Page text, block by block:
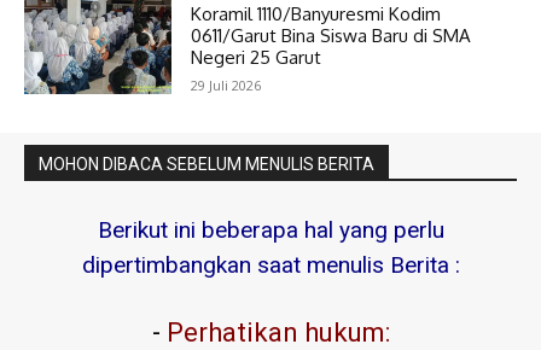
Koramil 1110/Banyuresmi Kodim
0611/Garut Bina Siswa Baru di SMA
Negeri 25 Garut
29 Juli 2026
MOHON DIBACA SEBELUM MENULIS BERITA
Berikut ini beberapa hal yang perlu
dipertimbangkan saat menulis Berita :
- Perhatikan hukum: